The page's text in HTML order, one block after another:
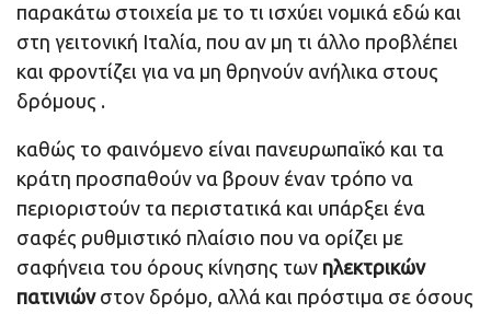
παρακάτω στοιχεία με το τι ισχύει νομικά εδώ και
στη γειτονική Ιταλία, που αν μη τι άλλο προβλέπει
και φροντίζει για να μη θρηνούν ανήλικα στους
δρόμους .
καθώς το φαινόμενο είναι πανευρωπαϊκό και τα
κράτη προσπαθούν να βρουν έναν τρόπο να
περιοριστούν τα περιστατικά και υπάρξει ένα
σαφές ρυθμιστικό πλαίσιο που να ορίζει με
σαφήνεια του όρους κίνησης των ηλεκτρικών
πατινιώνστον δρόμο, αλλά και πρόστιμα σε όσους